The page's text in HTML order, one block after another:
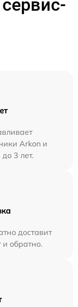
Arkon и
3 лет.
доставит
и обратно.